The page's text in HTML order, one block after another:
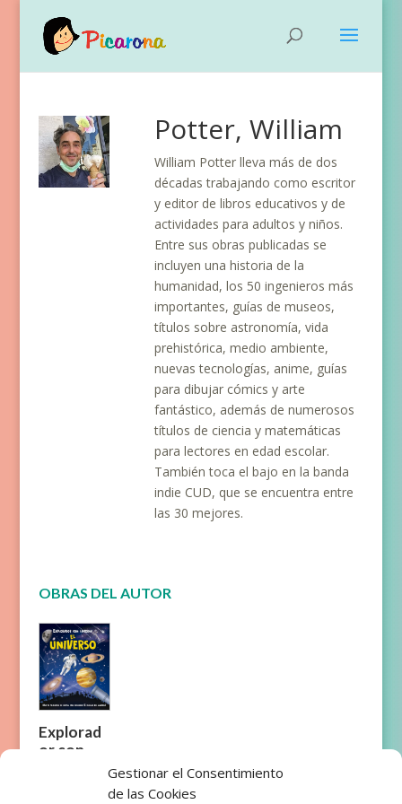
Gestionar el Consentimiento
de las Cookies
Potter, William
William Potter lleva más de dos
décadas trabajando como escritor
y editor de libros educativos y de
actividades para adultos y niños.
Entre sus obras publicadas se
incluyen una historia de la
humanidad, los 50 ingenieros más
importantes, guías de museos,
títulos sobre astronomía, vida
prehistórica, medio ambiente,
nuevas tecnologías, anime, guías
para dibujar cómics y arte
fantástico, además de numerosos
títulos de ciencia y matemáticas
para lectores en edad escolar.
También toca el bajo en la banda
indie CUD, que se encuentra entre
las 30 mejores.
OBRAS DEL AUTOR
Explorad
or con